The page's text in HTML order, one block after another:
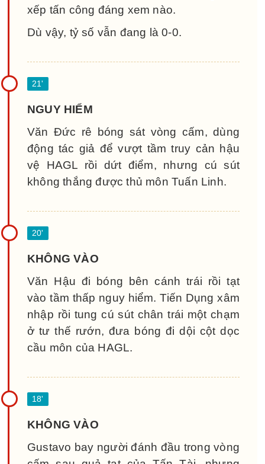
xếp tấn công đáng xem nào.
Dù vậy, tỷ số vẫn đang là 0-0.
NGUY HIỂM
Văn Đức rê bóng sát vòng cấm, dùng
động tác giả để vượt tầm truy cản hậu
vệ HAGL rồi dứt điểm, nhưng cú sút
không thắng được thủ môn Tuấn Linh.
KHÔNG VÀO
Văn Hậu đi bóng bên cánh trái rồi tạt
vào tầm thấp nguy hiểm. Tiến Dụng xâm
nhập rồi tung cú sút chân trái một chạm
ở tư thế rướn, đưa bóng đi dội cột dọc
cầu môn của HAGL.
KHÔNG VÀO
Gustavo bay người đánh đầu trong vòng